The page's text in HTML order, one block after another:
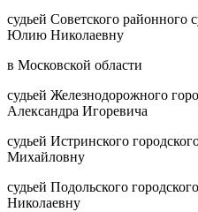
судьей Советского районного
Юлию Николаевну
в Московской области
судьей Железнодорожного
Александра Игоревича
судьей Истринского
Михайловну
судьей Подольского
Николаевну